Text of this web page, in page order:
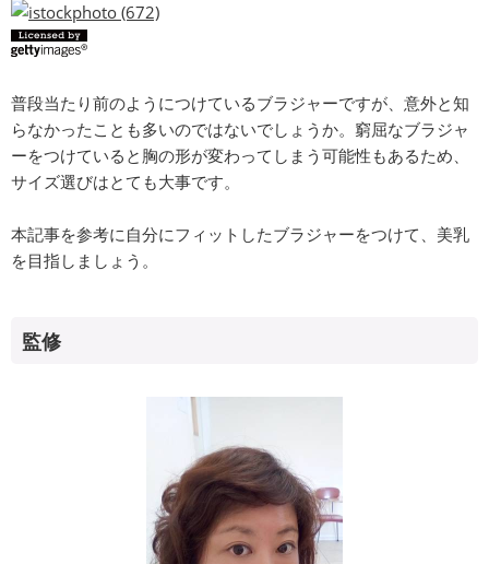
普段当たり前のようにつけているブラジャーですが、意外と知
らなかったことも多いのではないでしょうか。窮屈なブラジャ
ーをつけていると胸の形が変わってしまう可能性もあるため、
サイズ選びはとても大事です。
本記事を参考に自分にフィットしたブラジャーをつけて、美乳
を目指しましょう。
監修